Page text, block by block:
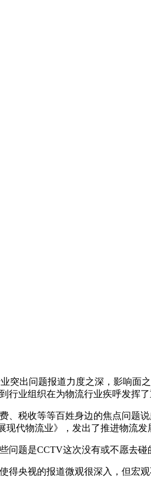
突出问题报道力度之深，影响
业组织在为物流行业疾呼发挥了
、税收等等百姓身边的焦点问题
代物流业》，发出了推进物流发
问题是CCTV这次没有或不愿去碰
得央视的报道微观很深入，但宏